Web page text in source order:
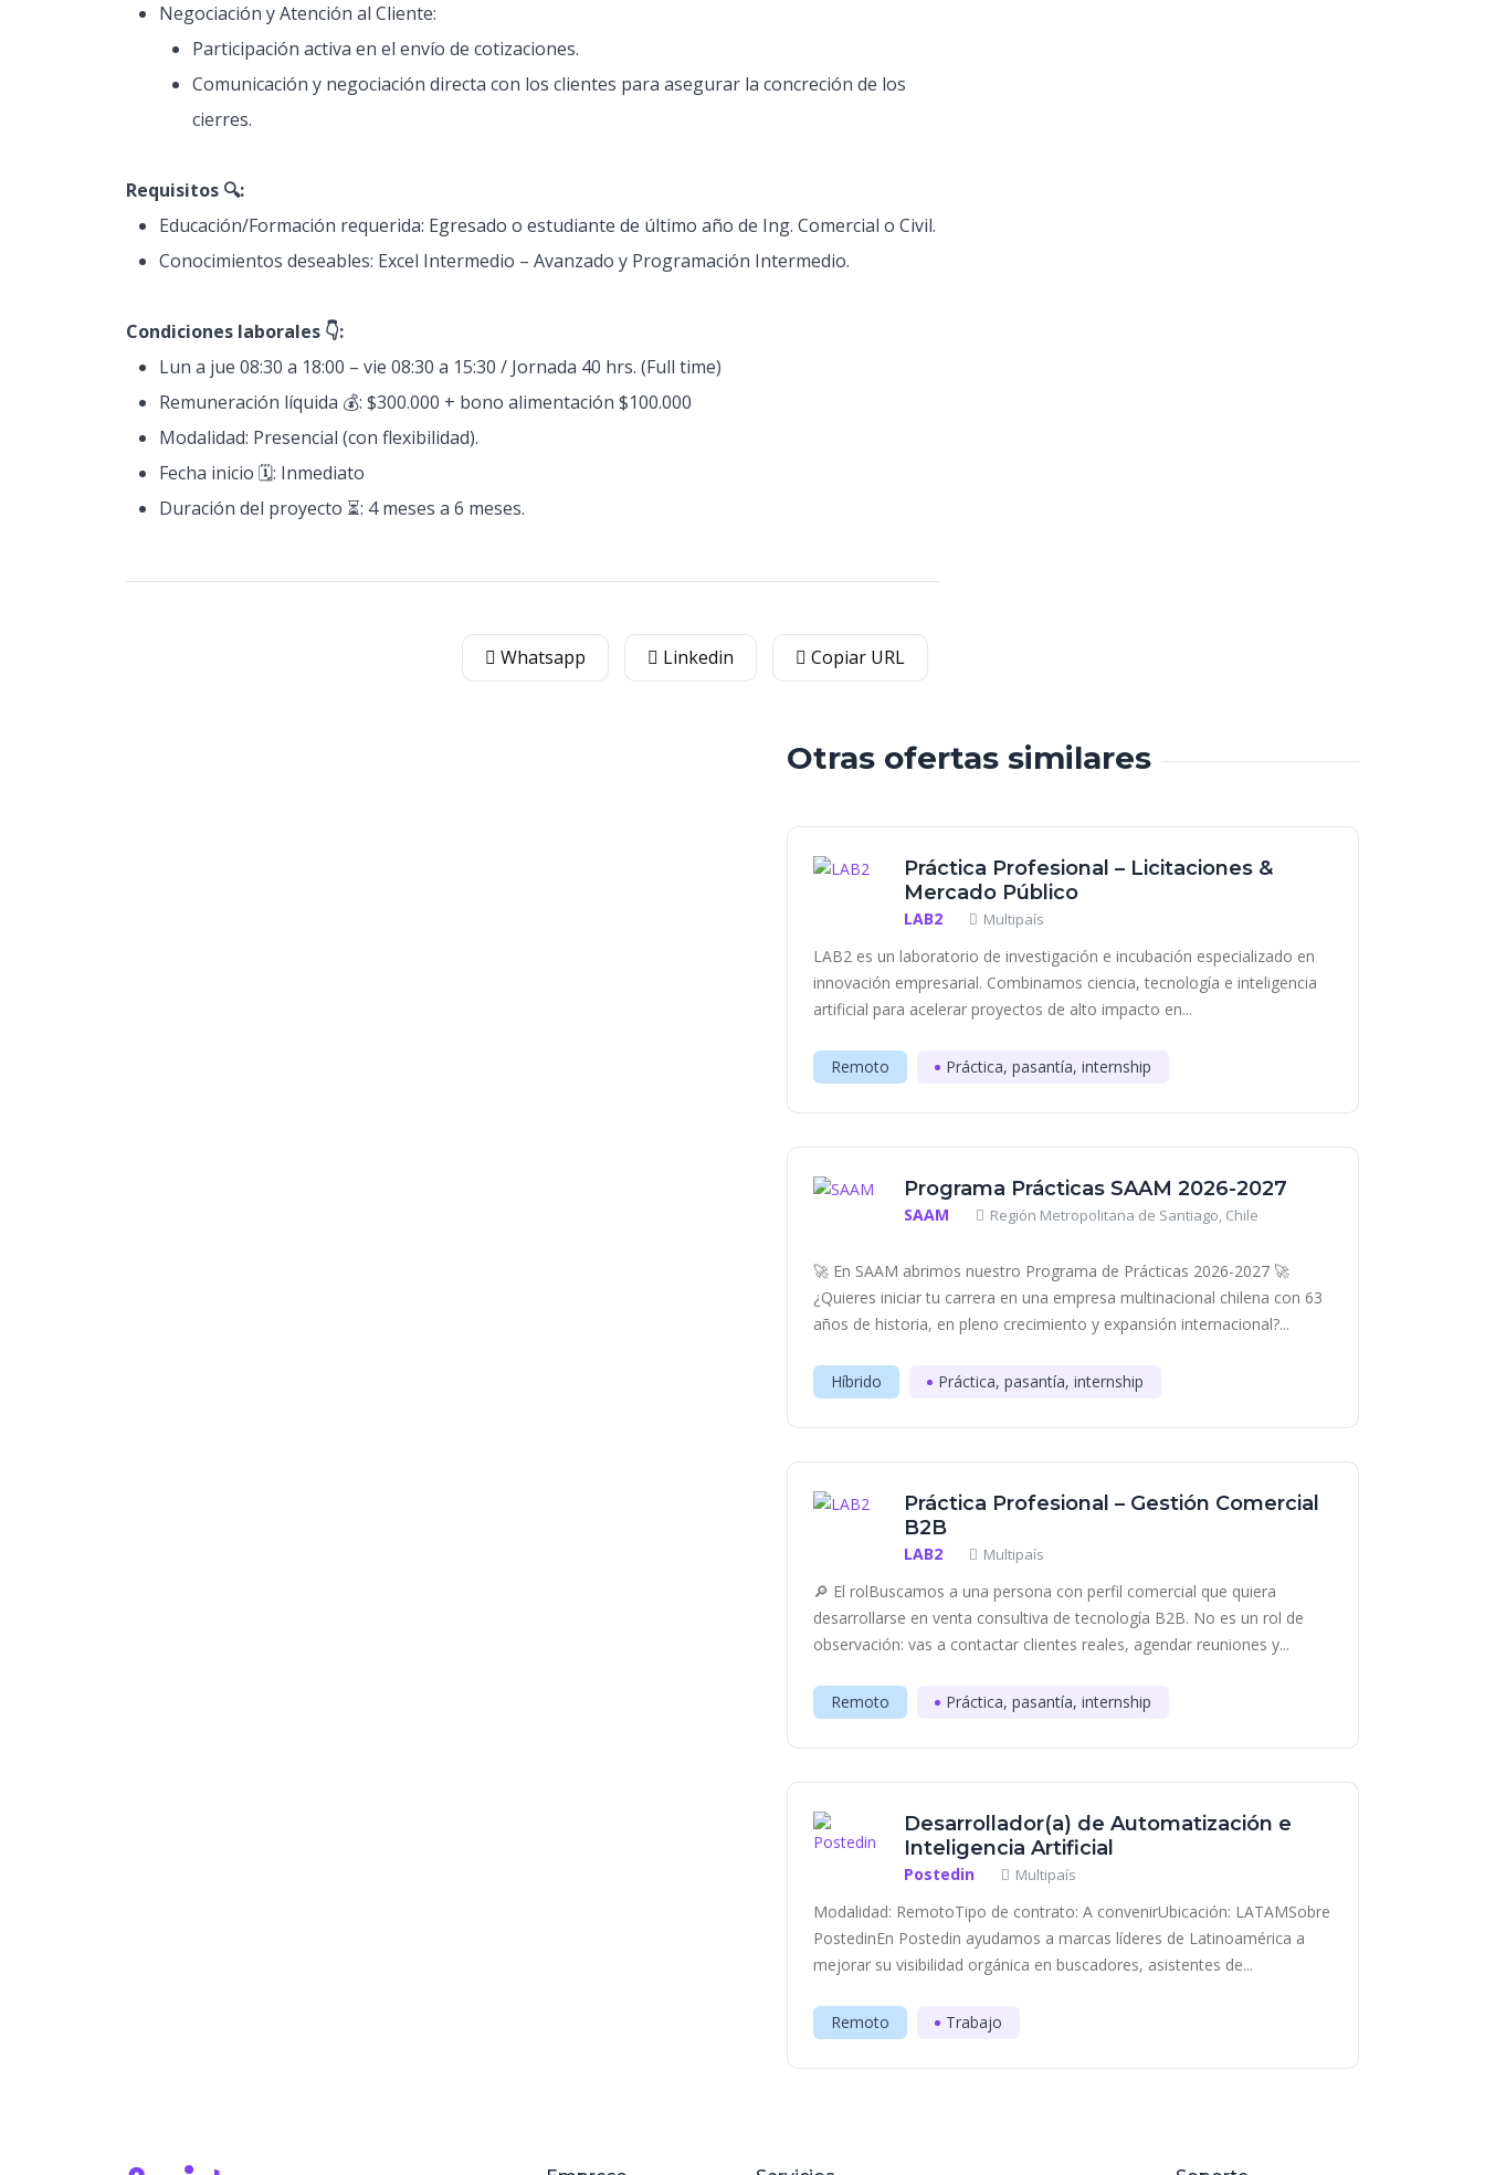
Negociación y Atención al Cliente:
Participación activa en el envío de cotizaciones.
Comunicación y negociación directa con los clientes para asegurar la concreción de los
cierres.
Requisitos 🔍:
Educación/Formación requerida: Egresado o estudiante de último año de Ing. Comercial o Civil.
Conocimientos deseables: Excel Intermedio – Avanzado y Programación Intermedio.
Condiciones laborales 👇:
Lun a jue 08:30 a 18:00 – vie 08:30 a 15:30 / Jornada 40 hrs. (Full time)
Remuneración líquida 💰: $300.000 + bono alimentación $100.000
Modalidad: Presencial (con flexibilidad).
Fecha inicio 🗓️: Inmediato
Duración del proyecto ⏳: 4 meses a 6 meses.
Whatsapp Linkedin Copiar URL
Otras ofertas similares
Práctica Profesional – Licitaciones &
Mercado Público
LAB2 Multipaís
LAB2 es un laboratorio de investigación e incubación especializado en
innovación empresarial. Combinamos ciencia, tecnología e inteligencia
artificial para acelerar proyectos de alto impacto en...
Remoto Práctica, pasantía, internship
Programa Prácticas SAAM 2026-2027
SAAM Región Metropolitana de Santiago, Chile
🚀 En SAAM abrimos nuestro Programa de Prácticas 2026-2027 🚀
¿Quieres iniciar tu carrera en una empresa multinacional chilena con 63
años de historia, en pleno crecimiento y expansión internacional?...
Híbrido Práctica, pasantía, internship
Práctica Profesional – Gestión Comercial
B2B
LAB2 Multipaís
🔎 El rolBuscamos a una persona con perfil comercial que quiera
desarrollarse en venta consultiva de tecnología B2B. No es un rol de
observación: vas a contactar clientes reales, agendar reuniones y...
Remoto Práctica, pasantía, internship
Desarrollador(a) de Automatización e
Inteligencia Artificial
Postedin Multipaís
Modalidad: RemotoTipo de contrato: A convenirUbicación: LATAMSobre
PostedinEn Postedin ayudamos a marcas líderes de Latinoamérica a
mejorar su visibilidad orgánica en buscadores, asistentes de...
Remoto Trabajo